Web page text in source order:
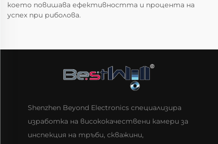
което повишава ефективността и процента на
успех при риболова.
Shenzhen Beyond Electronics специализира
изработка на висококачествени камери за
инспекция на тръби, скважини,